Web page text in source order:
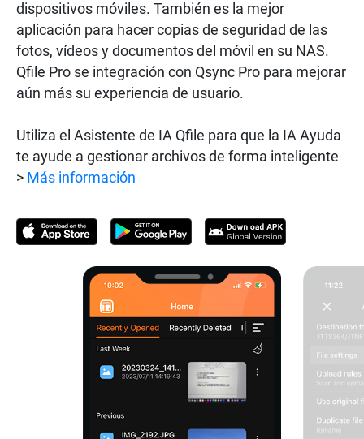
Redes
dispositivos móviles. También es la mejor
aplicación para hacer copias de seguridad de las
fotos, vídeos y documentos del móvil en su NAS.
Qfile Pro se integración con Qsync Pro para mejorar
aún más su experiencia de usuario.
Utiliza el Asistente de IA Qfile para que la IA Ayuda
te ayude a gestionar archivos de forma inteligente
> Más información